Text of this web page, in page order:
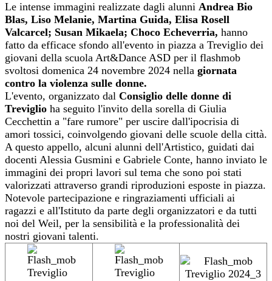
Le intense immagini realizzate dagli alunni Andrea Bio
Blas, Liso Melanie, Martina Guida, Elisa Rosell
Valcarcel; Susan Mikaela; Choco Echeverria, hanno
fatto da efficace sfondo all'evento in piazza a Treviglio dei
giovani della scuola Art&Dance ASD per il flashmob
svoltosi domenica 24 novembre 2024 nella giornata
contro la violenza sulle donne.
L'evento, organizzato dal Consiglio delle donne di
Treviglio ha seguito l'invito della sorella di Giulia
Cecchettin a "fare rumore" per uscire dall'ipocrisia di
amori tossici, coinvolgendo giovani delle scuole della città.
A questo appello, alcuni alunni dell'Artistico, guidati dai
docenti Alessia Gusmini e Gabriele Conte, hanno inviato le
immagini dei propri lavori sul tema che sono poi stati
valorizzati attraverso grandi riproduzioni esposte in piazza.
Notevole partecipazione e ringraziamenti ufficiali ai
ragazzi e all'Istituto da parte degli organizzatori e da tutti
noi del Weil, per la sensibilità e la professionalità dei
nostri giovani talenti.